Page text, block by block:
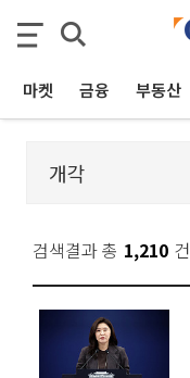
마켓 금융 부동산
검색결과 총 1,210 건